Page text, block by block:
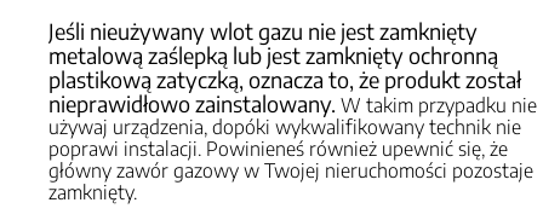
Jeśli nieużywany wlot gazu nie jest zamknięty
metalową zaślepką lub jest zamknięty ochronną
plastikową zatyczką, oznacza to, że produkt został
nieprawidłowo zainstalowany. W takim przypadku nie
używaj urządzenia, dopóki wykwalifikowany technik nie
poprawi instalacji. Powinieneś również upewnić się, że
główny zawór gazowy w Twojej nieruchomości pozostaje
zamknięty.